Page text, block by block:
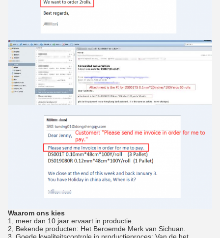
Waarom ons kies
1, meer dan 10 jaar ervaart in productie.
2, Bekende producten: Het Beroemde Merk van Sichuan.